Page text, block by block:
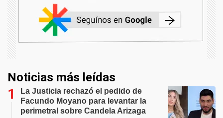
Noticias más leídas
La Justicia rechazó el pedido de
Facundo Moyano para levantar la
perimetral sobre Candela Arizaga